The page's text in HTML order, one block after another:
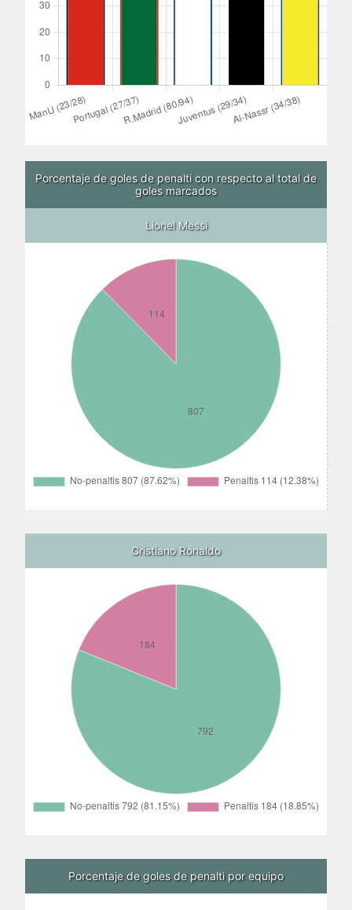
Porcentaje de goles de penalti con respecto al total de
goles marcados
Lionel Messi
Cristiano Ronaldo
Porcentaje de goles de penalti por equipo